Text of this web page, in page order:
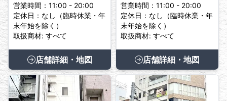
営業時間：11:00 - 20:00
定休日：なし（臨時休業・年
末年始を除く）
取扱商材: すべて
店舗詳細・地図
営業時間：11:00 - 20:00
定休日：なし（臨時休業・年
末年始を除く）
取扱商材: すべて
店舗詳細・地図